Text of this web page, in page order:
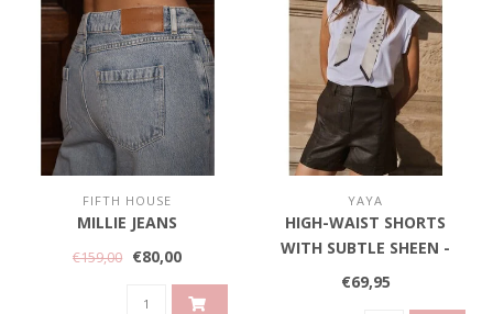
FIFTH HOUSE
MILLIE JEANS
€159,00 €80,00
YAYA
HIGH-WAIST SHORTS
WITH SUBTLE SHEEN -
DELICIOSO BROWN
€69,95